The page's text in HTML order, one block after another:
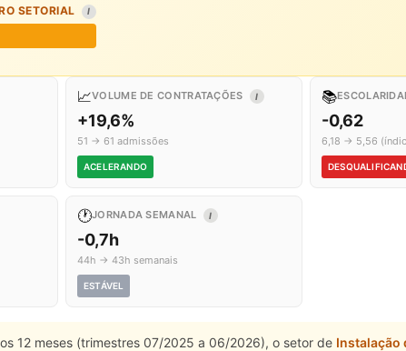
SETORIAL I
📈VOLUME DE CONTRATAÇÕES I
+19,6%
51 → 61 admissões
ACELERANDO
📚
-0,62
6,18 → 5,56
🕐JORNADA SEMANAL I
-0,7h
44h → 43h semanais
ESTÁVEL
12 meses (trimestres 07/2025 a 06/2026), o setor de Instalação